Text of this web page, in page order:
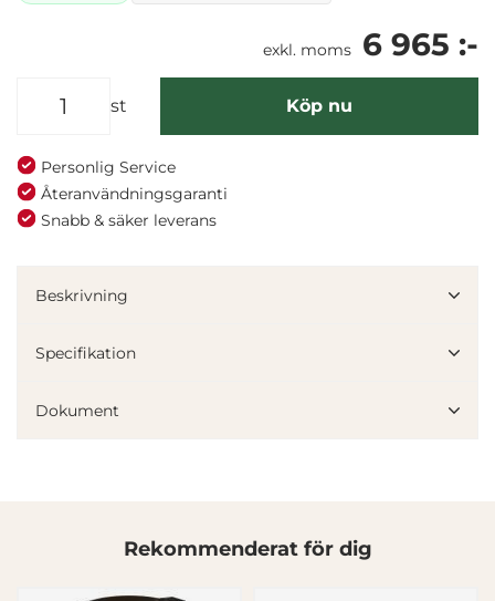
och annonserna till användarna, tillhandahålla funktioner
exkl. moms 6 965 :-
st Köp nu
Personlig Service
Återanvändningsgaranti
Snabb & säker leverans
Beskrivning
Specifikation
Dokument
Rekommenderat för dig